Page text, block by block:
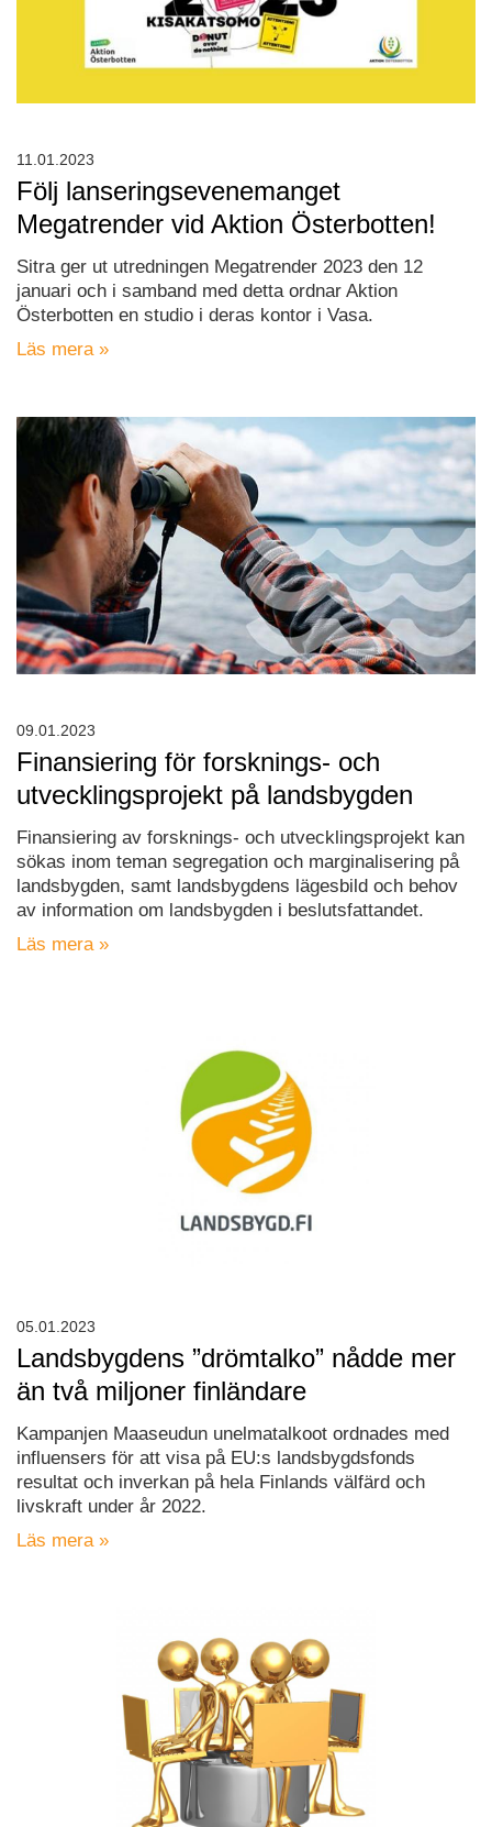
Följ lanseringsevenemanget
Megatrender vid Aktion Österbotten!
Sitra ger ut utredningen Megatrender 2023 den 12
januari och i samband med detta ordnar Aktion
Österbotten en studio i deras kontor i Vasa.
Läs mera »
11.01.2023
Finansiering för forsknings- och
utvecklingsprojekt på landsbygden
Finansiering av forsknings- och utvecklingsprojekt kan
sökas inom teman segregation och marginalisering på
landsbygden, samt landsbygdens lägesbild och behov
av information om landsbygden i beslutsfattandet.
Läs mera »
09.01.2023
Landsbygdens ”drömtalko” nådde mer
än två miljoner finländare
Kampanjen Maaseudun unelmatalkoot ordnades med
influensers för att visa på EU:s landsbygdsfonds
resultat och inverkan på hela Finlands välfärd och
livskraft under år 2022.
Läs mera »
05.01.2023